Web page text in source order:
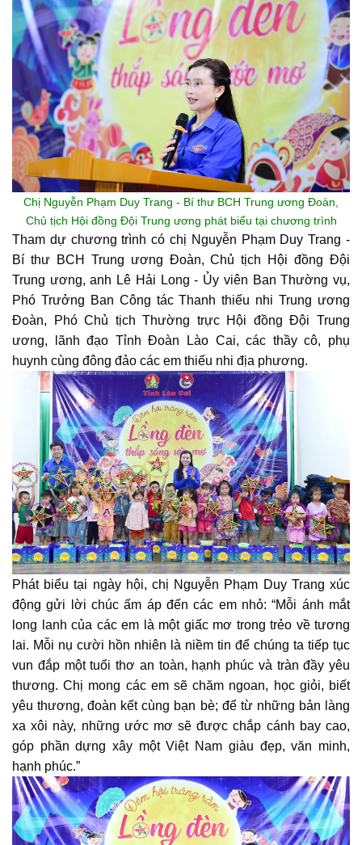
Chị Nguyễn Phạm Duy Trang - Bí thư BCH Trung ương Đoàn,
Chủ tịch Hội đồng Đội Trung ương phát biểu tại chương trình
Tham dự chương trình có chị Nguyễn Phạm Duy Trang -
Bí thư BCH Trung ương Đoàn, Chủ tịch Hội đồng Đội
Trung ương, anh Lê Hải Long - Ủy viên Ban Thường vụ,
Phó Trưởng Ban Công tác Thanh thiếu nhi Trung ương
Đoàn, Phó Chủ tịch Thường trực Hội đồng Đội Trung
ương, lãnh đạo Tỉnh Đoàn Lào Cai, các thầy cô, phụ
huynh cùng đông đảo các em thiếu nhi địa phương.
Phát biểu tại ngày hội, chị Nguyễn Phạm Duy Trang xúc
động gửi lời chúc ấm áp đến các em nhỏ: “Mỗi ánh mắt
long lanh của các em là một giấc mơ trong trẻo về tương
lai. Mỗi nụ cười hồn nhiên là niềm tin để chúng ta tiếp tục
vun đắp một tuổi thơ an toàn, hạnh phúc và tràn đầy yêu
thương. Chị mong các em sẽ chăm ngoan, học giỏi, biết
yêu thương, đoàn kết cùng bạn bè; để từ những bản làng
xa xôi này, những ước mơ sẽ được chắp cánh bay cao,
góp phần dựng xây một Việt Nam giàu đẹp, văn minh,
hạnh phúc.”